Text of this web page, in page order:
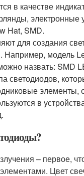
в качестве
электронные
Hat, SMD.
для создания
модель
назвать: SMD
светодиодов,
в
– первое,
Цвет